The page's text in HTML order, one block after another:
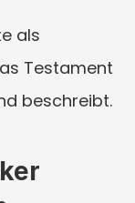
als
Testament
beschreibt.